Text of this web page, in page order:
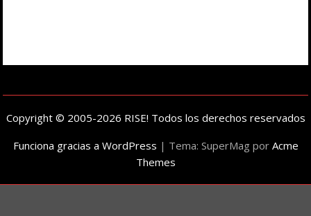
Copyright © 2005-2026 RISE! Todos los derechos reservados
Funciona gracias a WordPress | Tema: SuperMag por Acme
Themes